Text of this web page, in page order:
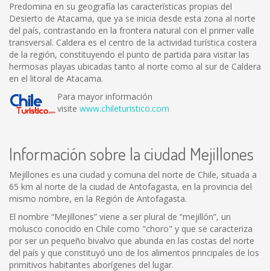
Predomina en su geografía las características propias del
Desierto de Atacama, que ya se inicia desde esta zona al norte
del país, contrastando en la frontera natural con el primer valle
transversal. Caldera es el centro de la actividad turística costera
de la región, constituyendo el punto de partida para visitar las
hermosas playas ubicadas tanto al norte como al sur de Caldera
en el litoral de Atacama.
Para mayor información
visite www.chileturistico.com
Información sobre la ciudad Mejillones
Mejillones es una ciudad y comuna del norte de Chile, situada a
65 km al norte de la ciudad de Antofagasta, en la provincia del
mismo nombre, en la Región de Antofagasta.
El nombre “Mejillones” viene a ser plural de “mejillón”, un
molusco conocido en Chile como "choro" y que se caracteriza
por ser un pequeño bivalvo que abunda en las costas del norte
del país y que constituyó uno de los alimentos principales de los
primitivos habitantes aborígenes del lugar.